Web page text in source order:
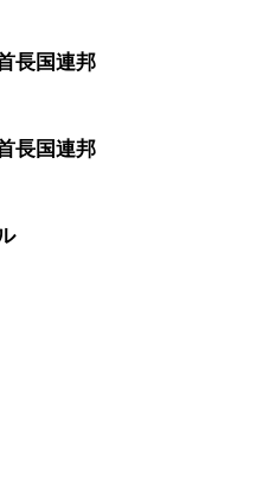
長国連邦
長国連邦